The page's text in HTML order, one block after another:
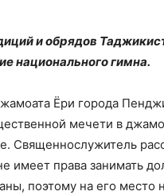
и обрядов
национального гимна.
Ёри города
мечети в
Священнослужитель
имеет права занимать
поэтому на его место